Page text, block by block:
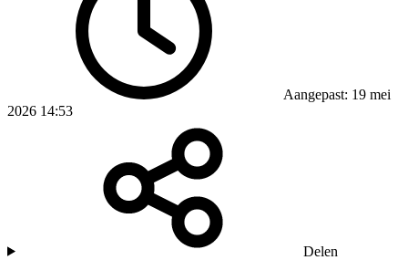
Aangepast: 19 mei
2026 14:53
Delen